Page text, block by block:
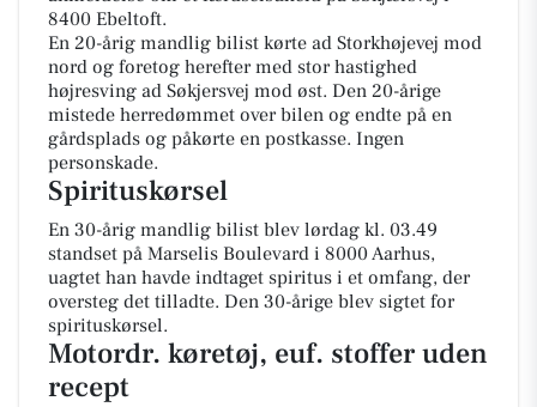
8400 Ebeltoft.
En 20-årig mandlig bilist kørte ad Storkhøjevej mod
nord og foretog herefter med stor hastighed
højresving ad Søkjersvej mod øst. Den 20-årige
mistede herredømmet over bilen og endte på en
gårdsplads og påkørte en postkasse. Ingen
personskade.
Spirituskørsel
En 30-årig mandlig bilist blev lørdag kl. 03.49
standset på Marselis Boulevard i 8000 Aarhus,
uagtet han havde indtaget spiritus i et omfang, der
oversteg det tilladte. Den 30-årige blev sigtet for
spirituskørsel.
Motordr. køretøj, euf. stoffer uden
recept